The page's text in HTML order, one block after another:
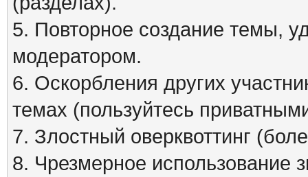
5. Повторное создание темы,
модератором.
6. Оскорбления других
темах (пользуйтесь
7. Злостный оверквоттинг
8. Чрезмерное использование